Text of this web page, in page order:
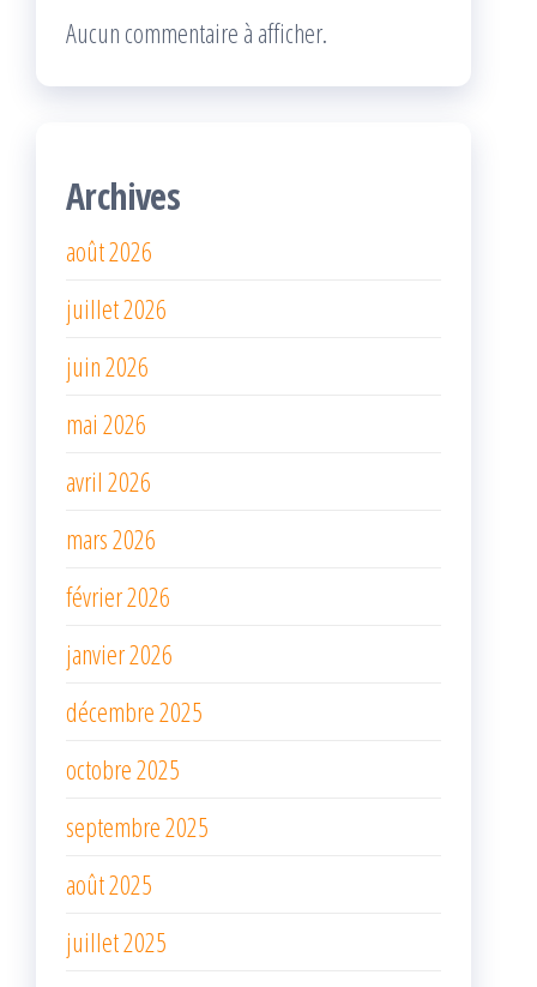
Aucun commentaire à afficher.
Archives
août 2026
juillet 2026
juin 2026
mai 2026
avril 2026
mars 2026
février 2026
janvier 2026
décembre 2025
octobre 2025
septembre 2025
août 2025
juillet 2025